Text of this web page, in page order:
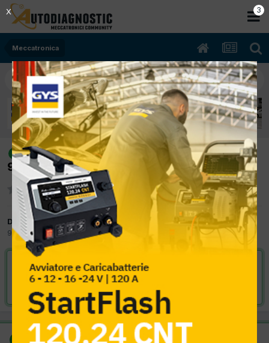
Meccatronica
risolto
[freemont 07/2012 1956cc
939b5000 125Kw Diesel] presa diagnosi
Da Brunosola
9 Gennaio 2013 in Meccatronica
VAI ALLA SOLUZIONE
Risolta da Brunosola, 9 Gennaio 2013
SOLUZIONE
2
X